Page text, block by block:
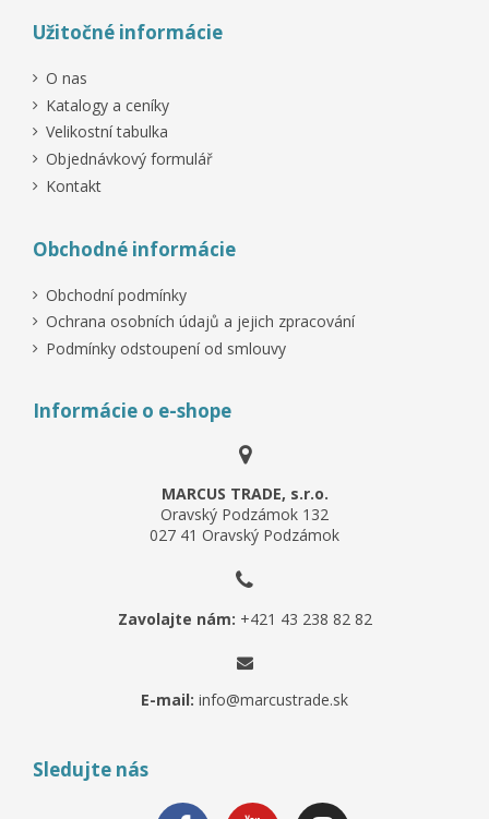
Užitočné informácie
O nas
Katalogy a ceníky
Velikostní tabulka
Objednávkový formulář
Kontakt
Obchodné informácie
Obchodní podmínky
Ochrana osobních údajů a jejich zpracování
Podmínky odstoupení od smlouvy
Informácie o e-shope
MARCUS TRADE, s.r.o.
Oravský Podzámok 132
027 41 Oravský Podzámok
Zavolajte nám: +421 43 238 82 82
E-mail: info@marcustrade.sk
Sledujte nás